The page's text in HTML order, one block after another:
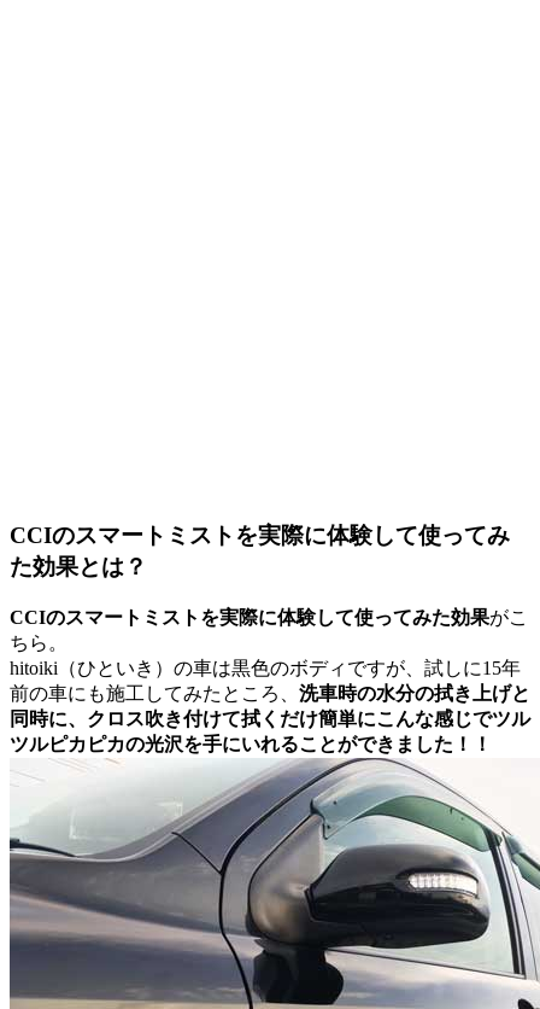
CCIのスマートミストを実際に体験して使ってみ
た効果とは？
CCIのスマートミストを実際に体験して使ってみた効果がこ
ちら。
hitoiki（ひといき）の車は黒色のボディですが、試しに15年
前の車にも施工してみたところ、 洗車時の水分の拭き上げと
同時に、クロス吹き付けて拭くだけ簡単にこんな感じでツル
ツルピカピカの光沢を手にいれることができました！！